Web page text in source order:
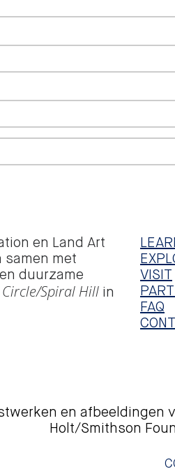
en Land Art
samen met
duurzame
Spiral Hill in
VISIT
FAQ
en afbeeldingen
Holt/Smithson